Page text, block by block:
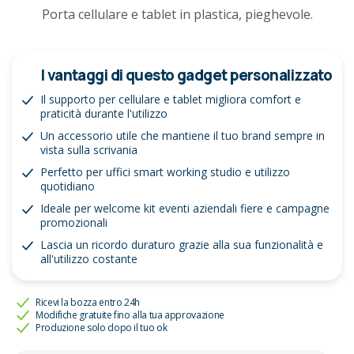
Porta cellulare e tablet in plastica, pieghevole.
I vantaggi di questo gadget personalizzato
Il supporto per cellulare e tablet migliora comfort e
praticità durante l'utilizzo
Un accessorio utile che mantiene il tuo brand sempre in
vista sulla scrivania
Perfetto per uffici smart working studio e utilizzo
quotidiano
Ideale per welcome kit eventi aziendali fiere e campagne
promozionali
Lascia un ricordo duraturo grazie alla sua funzionalità e
all'utilizzo costante
Ricevi la bozza entro 24h
Modifiche gratuite fino alla tua approvazione
Produzione solo dopo il tuo ok